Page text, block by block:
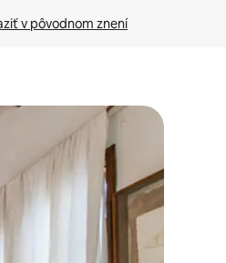
v pôvodnom znení